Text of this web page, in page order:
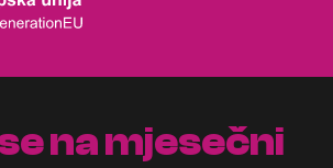
na mjesečni